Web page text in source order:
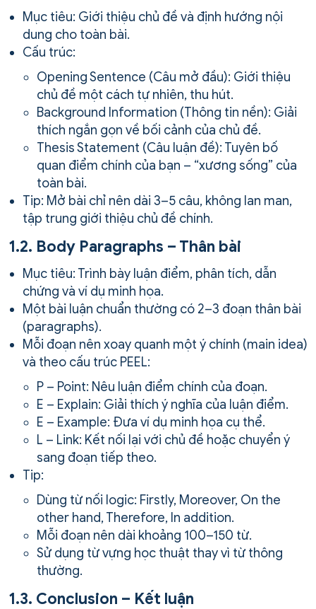
Mục tiêu: Giới thiệu chủ đề và định hướng nội
dung cho toàn bài.
Cấu trúc:
Opening Sentence (Câu mở đầu): Giới thiệu
chủ đề một cách tự nhiên, thu hút.
Background Information (Thông tin nền): Giải
thích ngắn gọn về bối cảnh của chủ đề.
Thesis Statement (Câu luận đề): Tuyên bố
quan điểm chính của bạn – “xương sống” của
toàn bài.
Tip: Mở bài chỉ nên dài 3–5 câu, không lan man,
tập trung giới thiệu chủ đề chính.
1.2. Body Paragraphs – Thân bài
Mục tiêu: Trình bày luận điểm, phân tích, dẫn
chứng và ví dụ minh họa.
Một bài luận chuẩn thường có 2–3 đoạn thân bài
(paragraphs).
Mỗi đoạn nên xoay quanh một ý chính (main idea)
và theo cấu trúc PEEL:
P – Point: Nêu luận điểm chính của đoạn.
E – Explain: Giải thích ý nghĩa của luận điểm.
E – Example: Đưa ví dụ minh họa cụ thể.
L – Link: Kết nối lại với chủ đề hoặc chuyển ý
sang đoạn tiếp theo.
Tip:
Dùng từ nối logic: Firstly, Moreover, On the
other hand, Therefore, In addition.
Mỗi đoạn nên dài khoảng 100–150 từ.
Sử dụng từ vựng học thuật thay vì từ thông
thường.
1.3. Conclusion – Kết luận